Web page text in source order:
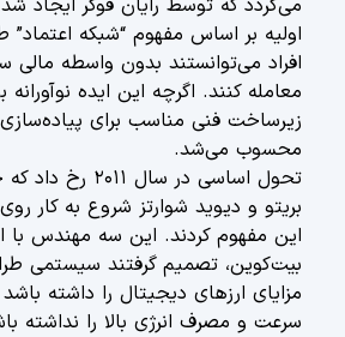
می‌گردد که توسط رایان فوگر ایجاد
اولیه بر اساس مفهوم “شبکه
افراد می‌توانستند بدون واسطه مالی
معامله کنند. اگرچه این ایده نوآورانه
زیرساخت فنی مناسب برای
محسوب می‌شد.
تحول اساسی در
بریتو و دیوید شوارتز شروع به کار
این مفهوم کردند. این سه مهندس با
بیت‌کوین، تصمیم گرفتند سیستمی
مزایای ارزهای دیجیتال را داشته
سرعت و مصرف انرژی بالا را نداشته